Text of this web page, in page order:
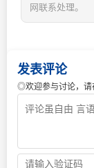
网联系处理。
发表评论
◎欢迎参与讨论，请